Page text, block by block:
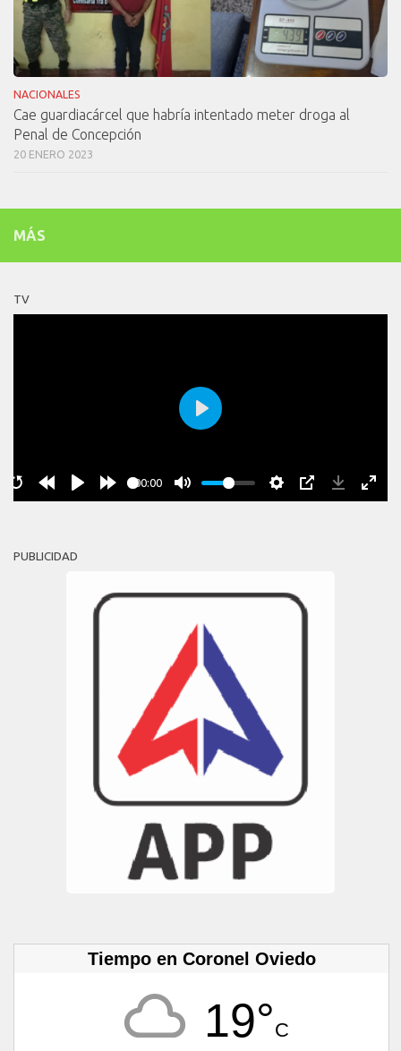
NACIONALES
Cae guardiacárcel que habría intentado meter droga al
Penal de Concepción
20 ENERO 2023
MÁS
TV
00:00
Play
PUBLICIDAD
Tiempo en Coronel Oviedo
19°C